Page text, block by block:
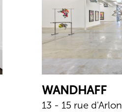
WANDHAFF
13 - 15 rue d'Arlon